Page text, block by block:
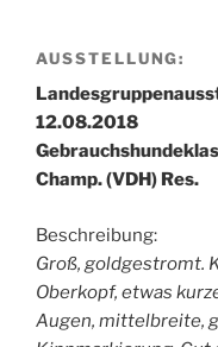
AUSSTELLUNG:
12.08.2018
Champ. (VDH) Res.
Beschreibung:
Groß, goldgestromt.
Oberkopf, etwas
Augen, mittelbreite,